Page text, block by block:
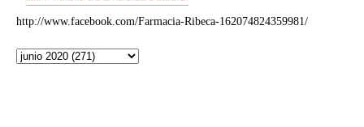
http://www.facebook.com/Farmacia-Ribeca-162074824359981/